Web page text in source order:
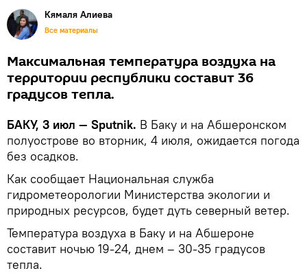
Кямаля Алиева
Все материалы
Максимальная температура воздуха на
территории республики составит 36
градусов тепла.
БАКУ, 3 июл — Sputnik. В Баку и на Абшеронском
полуострове во вторник, 4 июля, ожидается погода
без осадков.
Как сообщает Национальная служба
гидрометеорологии Министерства экологии и
природных ресурсов, будет дуть северный ветер.
Температура воздуха в Баку и на Абшероне
составит ночью 19-24, днем – 30-35 градусов
тепла.